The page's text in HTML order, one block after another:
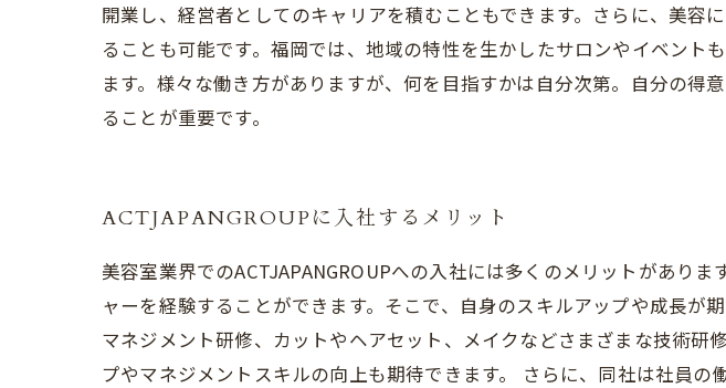
開業し、経営者としてのキャリアを積むこともできます。さらに、美
ることも可能です。福岡では、地域の特性を生かしたサロンやイベン
ます。様々な働き方がありますが、何を目指すかは自分次第。自分の
ることが重要です。
ACTJAPANGROUPに入社するメリット
美容室業界でのACTJAPANGROUPへの入社には多くのメリットがあり
ャーを経験することができます。そこで、自身のスキルアップや成長が
マネジメント研修、カットやヘアセット、メイクなどさまざまな技術研
プやマネジメントスキルの向上も期待できます。 さらに、同社は社員